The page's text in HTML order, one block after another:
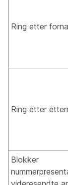
Ring etter
Ring etter
Blokker